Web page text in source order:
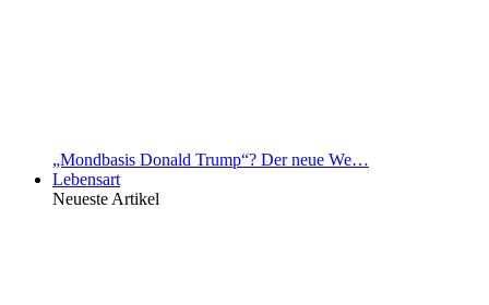
„Mondbasis Donald Trump“? Der neue We…
Lebensart
Neueste Artikel